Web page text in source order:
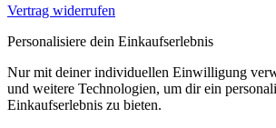
Vertrag widerrufen
Personalisiere dein Einkaufserlebnis
Nur mit deiner individuellen Einwilligung
und weitere Technologien, um dir ein
Einkaufserlebnis zu bieten.